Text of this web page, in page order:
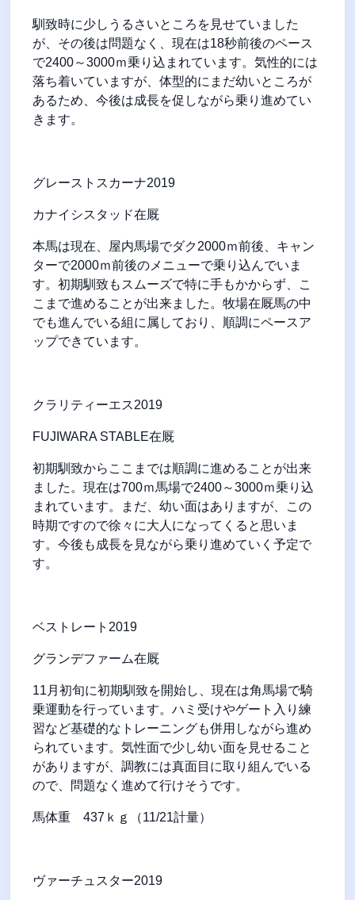
馴致時に少しうるさいところを見せていました
が、その後は問題なく、現在は18秒前後のペース
で2400～3000ｍ乗り込まれています。気性的には
落ち着いていますが、体型的にまだ幼いところが
あるため、今後は成長を促しながら乗り進めてい
きます。
グレーストスカーナ2019
カナイシスタッド在厩
本馬は現在、屋内馬場でダク2000ｍ前後、キャン
ターで2000ｍ前後のメニューで乗り込んでいま
す。初期馴致もスムーズで特に手もかからず、こ
こまで進めることが出来ました。牧場在厩馬の中
でも進んでいる組に属しており、順調にペースア
ップできています。
クラリティーエス2019
FUJIWARA STABLE在厩
初期馴致からここまでは順調に進めることが出来
ました。現在は700ｍ馬場で2400～3000ｍ乗り込
まれています。まだ、幼い面はありますが、この
時期ですので徐々に大人になってくると思いま
す。今後も成長を見ながら乗り進めていく予定で
す。
ベストレート 2019
グランデファーム在厩
11 月初旬に初期馴致を開始し、現在は角馬場で騎
乗運動を行っています。ハミ受けやゲート入り練
習など基礎的なトレーニングも併用しながら進め
られています。気性面で少し幼い面を見せること
がありますが、調教には真面目に取り組んでいる
ので、問題なく進めて行けそうです。
馬体重 437 ｋｇ（11/21計量）
ヴァーチュスター2019